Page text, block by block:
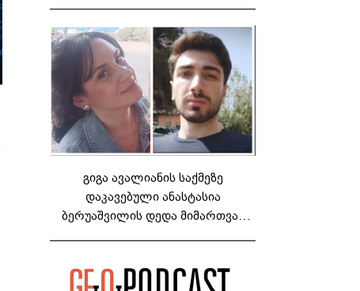
გიგა ავალიანის საქმეზე
დაკავებული ანასტასია
ბერუაშვილის დედა მიმართვას
თავს, მის მერე მე მე არ ვარ"